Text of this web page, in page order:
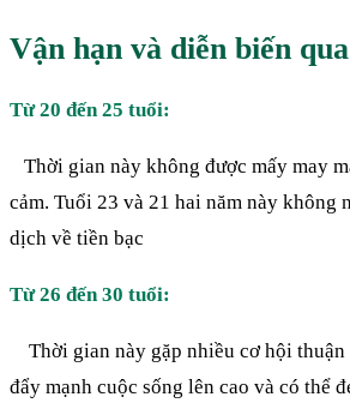
Vận hạn và diễn biến
Từ 20 đến 25 tuổi:
Thời gian này không được mấy may
cảm. Tuổi 23 và 21 hai năm này không
dịch về tiền bạc
Từ 26 đến 30 tuổi:
Thời gian này gặp nhiều cơ hội thuận
đẩy mạnh cuộc sống lên cao và có thể